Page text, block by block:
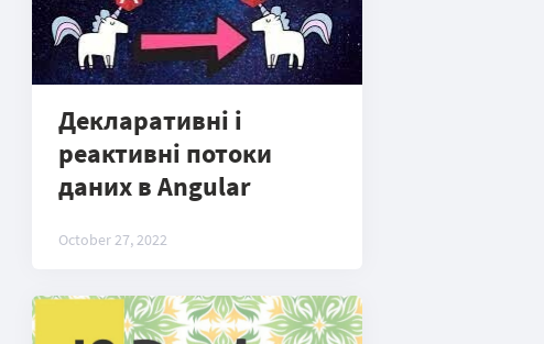
Декларативні і
реактивні потоки
даних в Angular
October 27, 2022